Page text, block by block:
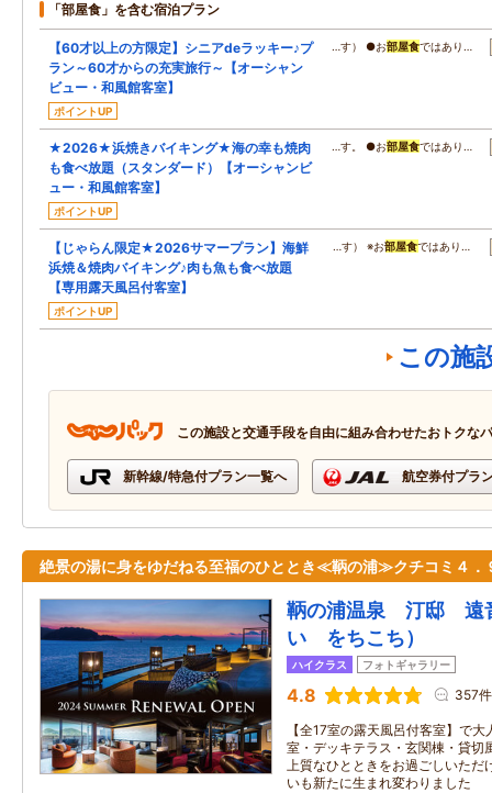
「部屋食」を含む宿泊プラン
【60才以上の方限定】シニアdeラッキー♪プ
ラン～60才からの充実旅行～【オーシャン
ビュー・和風館客室】
ポイントUP
…す） ●お部屋食ではあり…
★2026★浜焼きバイキング★海の幸も焼肉
も食べ放題（スタンダード）【オーシャンビ
ュー・和風館客室】
ポイントUP
…す。 ●お部屋食ではあり…
【じゃらん限定★2026サマープラン】海鮮
浜焼＆焼肉バイキング♪肉も魚も食べ放題
【専用露天風呂付客室】
ポイントUP
…す） ※お部屋食ではあり…
この施
この施設と交通手段を自由に組み合わせたおトクな
新幹線/特急付プラン一覧へ 航空券付プラ
絶景の湯に身をゆだねる至福のひととき≪鞆の浦≫クチコミ４
鞆の浦温泉 汀邸 遠
い をちこち）
ハイクラス フォトギャラリー
4.8 357件
【全17室の露天風呂付客室】で
室・デッキテラス・玄関棟・貸切
上質なひとときをお過ごしいただ
いも新たに生まれ変わりました